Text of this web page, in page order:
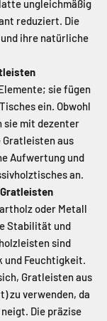
ungleichmäßig
reduziert. Die
ihre natürliche
sie fügen
ein. Obwohl
sie mit dezenter
aus
Aufwertung und
an.
oder Metall
Stabilität und
sind
und Feuchtigkeit.
Gratleisten aus
zu verwenden, da
Die präzise